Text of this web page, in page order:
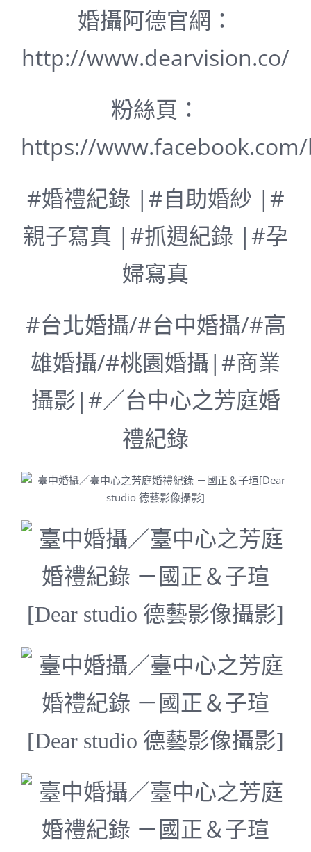
婚攝阿德官網：
http://www.dearvision.co/
粉絲頁：
https://
#婚禮紀錄 |#自助婚紗 |#
親子寫真 |#抓週紀錄 |#孕
婦寫真
#台北婚攝/#台中婚攝/#高
雄婚攝/#桃園婚攝|#商業
攝影|#／台中心之芳庭婚
禮紀錄